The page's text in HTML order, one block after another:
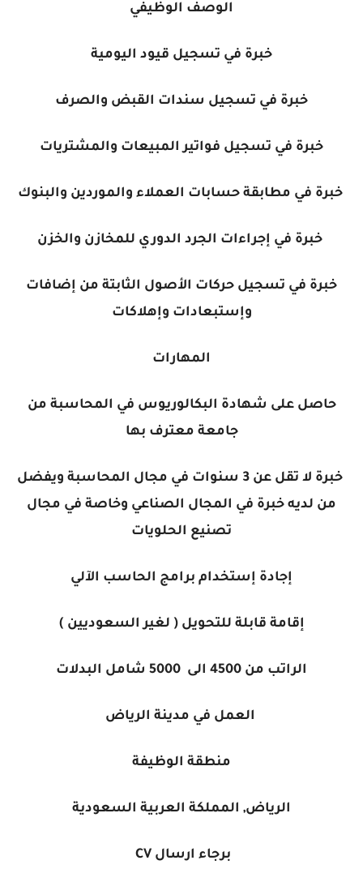
الوصف الوظيفي
خبرة في تسجيل قيود اليومية
خبرة في تسجيل سندات القبض والصرف
خبرة في تسجيل فواتير المبيعات والمشتريات
خبرة في مطابقة حسابات العملاء والموردين والبنوك
خبرة في إجراءات الجرد الدوري للمخازن والخزن
خبرة في تسجيل حركات الأصول الثابتة من إضافات
وإستبعادات وإهلاكات
المهارات
حاصل على شهادة البكالوريوس في المحاسبة من
جامعة معترف بها
خبرة لا تقل عن 3 سنوات في مجال المحاسبة ويفضل
من لديه خبرة في المجال الصناعي وخاصة في مجال
تصنيع الحلويات
إجادة إستخدام برامج الحاسب الآلي
إقامة قابلة للتحويل ( لغير السعوديين )
الراتب من 4500 الى 5000 شامل البدلات
العمل في مدينة الرياض
منطقة الوظيفة
الرياض, المملكة العربية السعودية
برجاء ارسال CV